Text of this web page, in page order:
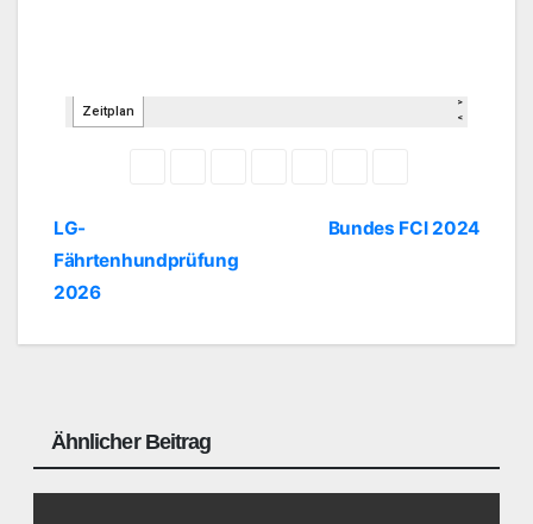
Bundes FCI 2024
LG-
Fährtenhundprüfung
2026
Ähnlicher Beitrag